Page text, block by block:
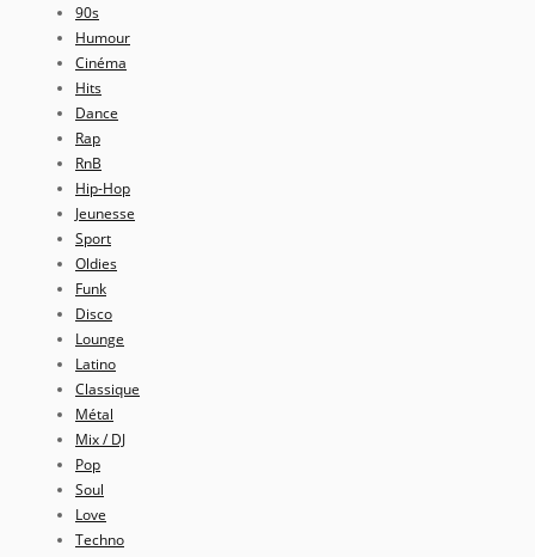
90s
Humour
Cinéma
Hits
Dance
Rap
RnB
Hip-Hop
Jeunesse
Sport
Oldies
Funk
Disco
Lounge
Latino
Classique
Métal
Mix / DJ
Pop
Soul
Love
Techno